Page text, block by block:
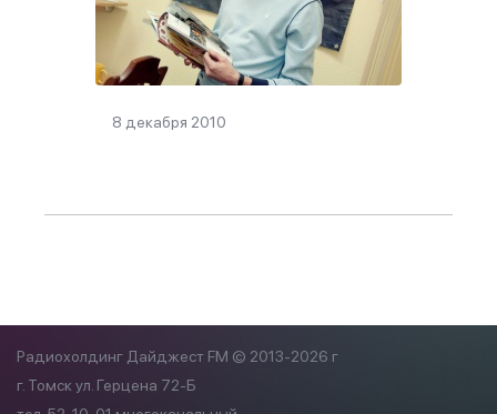
8 декабря 2010
Радиохолдинг Дайджест FM © 2013-2026 г
г. Томск ул. Герцена 72-Б